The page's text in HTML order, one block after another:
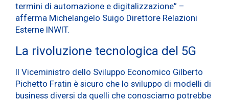
termini di automazione e digitalizzazione” –
afferma Michelangelo Suigo Direttore Relazioni
Esterne INWIT.
La rivoluzione tecnologica del 5G
Il Viceministro dello Sviluppo Economico Gilberto
Pichetto Fratin è sicuro che lo sviluppo di modelli di
business diversi da quelli che conosciamo potrebbe